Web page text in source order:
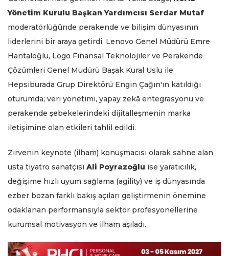
Yönetim Kurulu Başkan Yardımcısı Serdar Mutaf
moderatörlüğünde perakende ve bilişim dünyasının
liderlerini bir araya getirdi. Lenovo Genel Müdürü Emre
Hantaloğlu, Logo Finansal Teknolojiler ve Perakende
Çözümleri Genel Müdürü Başak Kural Uslu ile
Hepsiburada Grup Direktörü Engin Çağın'ın katıldığı
oturumda; veri yönetimi, yapay zekâ entegrasyonu ve
perakende şebekelerindeki dijitalleşmenin marka
iletişimine olan etkileri tahlil edildi.
Zirvenin keynote (ilham) konuşmacısı olarak sahne alan
usta tiyatro sanatçısı Ali Poyrazoğlu ise yaratıcılık,
değişime hızlı uyum sağlama (agility) ve iş dünyasında
ezber bozan farklı bakış açıları geliştirmenin önemine
odaklanan performansıyla sektör profesyonellerine
kurumsal motivasyon ve ilham aşıladı.